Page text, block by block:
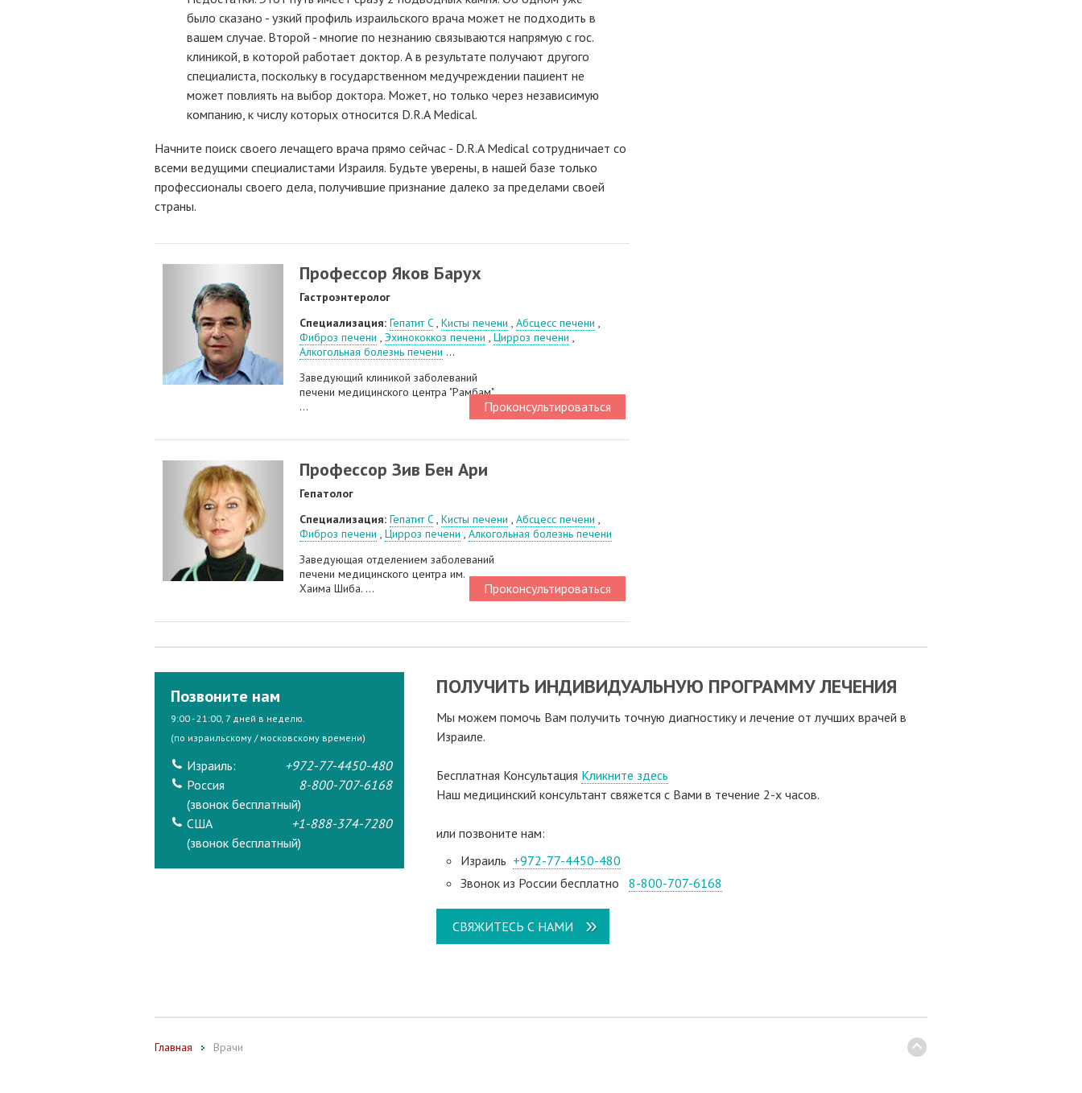
было сказано - узкий профиль израильского врача может не подходить в
вашем случае. Второй - многие по незнанию связываются напрямую с гос.
клиникой, в которой работает доктор. А в результате получают другого
специалиста, поскольку в государственном медучреждении пациент не
может повлиять на выбор доктора. Может, но только через независимую
компанию, к числу которых относится D.R.A Medical.
Начните поиск своего лечащего врача прямо сейчас - D.R.A Medical сотрудничает со
всеми ведущими специалистами Израиля. Будьте уверены, в нашей базе только
профессионалы своего дела, получившие признание далеко за пределами своей
страны.
Профессор Яков Барух
Гастроэнтеролог
Специализация: Гепатит C, Кисты печени , Абсцесс печени ,
Фиброз печени , Эхинококкоз печени , Цирроз печени ,
Алкогольная болезнь печени ...
Заведующий клиникой заболеваний
печени медицинского центра "Рамбам"
...
Проконсультироваться
Профессор Зив Бен Ари
Гепатолог
Специализация: Гепатит C, Кисты печени , Абсцесс печени ,
Фиброз печени , Цирроз печени , Алкогольная болезнь печени
Заведующая отделением заболеваний
печени медицинского центра им.
Хаима Шиба. ...
Проконсультироваться
ПОЛУЧИТЬ ИНДИВИДУАЛЬНУЮ ПРОГРАММУ ЛЕЧЕНИЯ
Мы можем помочь Вам получить точную диагностику и лечение от лучших врачей в
Израиле.
Бесплатная Консультация Кликните здесь
Наш медицинский консультант свяжeтся с Вами в течение 2-х часов.
или позвоните нам:
Израиль +972-77-4450-480
Звонок из России бесплатно 8-800-707-6168
СВЯЖИТЕСЬ С НАМИ
Позвоните нам
9:00 - 21:00, 7 дней в неделю.
(по израильскому / московскому времени)
Израиль:
+972-77-4450-480
Россия
(звонок бесплатный)
8-800-707-6168
США
(звонок бесплатный)
+1-888-374-7280
Главная Врачи